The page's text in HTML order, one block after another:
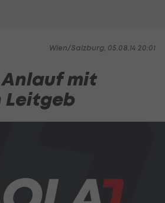
Wien/Salzburg, 05.08.14 20:01
mit